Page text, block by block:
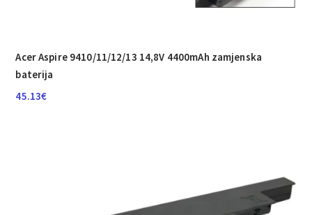
Acer Aspire 9410/­11/­12/­13 14,8V 4400mAh zamjenska
baterija
45.13€